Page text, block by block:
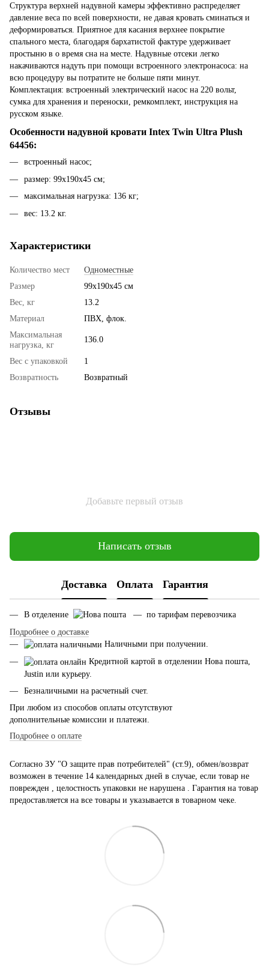
Структура верхней надувной камеры эффективно распределяет
давление веса по всей поверхности, не давая кровать сминаться и
деформироваться. Приятное для касания верхнее покрытие
спального места, благодаря бархатистой фактуре удерживает
простыню в о время сна на месте. Надувные отсеки легко
накачиваются надуть при помощи встроенного электронасоса: на
всю процедуру вы потратите не больше пяти минут.
Комплектация: встроенный электрический насос на 220 вольт,
сумка для хранения и переноски, ремкомплект, инструкция на
русском языке.
Особенности надувной кровати Intex Twin Ultra Plush
64456:
встроенный насос;
размер: 99х190х45 см;
максимальная нагрузка: 136 кг;
вес: 13.2 кг.
Характеристики
Количество мест
Одноместные
Размер
99х190х45 см
Вес, кг
13.2
Материал
ПВХ, флок.
Максимальная
нагрузка, кг
136.0
Вес с упаковкой
1
Возвратность
Возвратный
Отзывы
Добавьте первый отзыв
Написать отзыв
Доставка Оплата Гарантия
В отделение
— по тарифам перевозчика
Подробнее о доставке
Наличными при получении.
Кредитной картой в отделении Нова пошта,
Justin или курьеру.
Безналичными на расчетный счет.
При любом из способов оплаты отсутствуют
дополнительные комиссии и платежи.
Подробнее о оплате
Согласно ЗУ "О защите прав потребителей" (ст.9), обмен/возврат
возможен в течение 14 календарных дней в случае, если товар не
поврежден , целостность упаковки не нарушена . Гарантия на товар
предоставляется на все товары и указывается в товарном чеке.